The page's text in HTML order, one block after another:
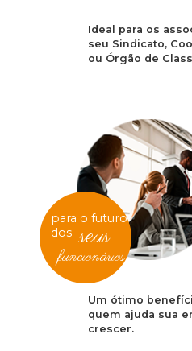
Ideal para os
seu Sindicato,
ou Órgão de
para o futuro
dos seus
funcionários
Um ótimo
quem ajuda sua
crescer.